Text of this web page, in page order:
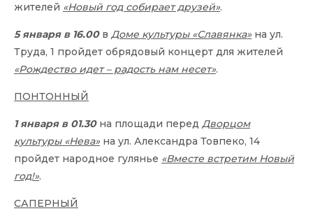
жителей «Новый год собирает друзей».
5 января в 16.00в Доме культуры «Славянка» на ул.
Труда, 1 пройдет обрядовый концерт для жителей
«Рождество идет – радость нам несет».
ПОНТОННЫЙ
1 января в 01.30на площади перед Дворцом
культуры «Нева» на ул. Александра Товпеко, 14
пройдет народное гулянье «Вместе встретим Новый
год!».
САПЕРНЫЙ